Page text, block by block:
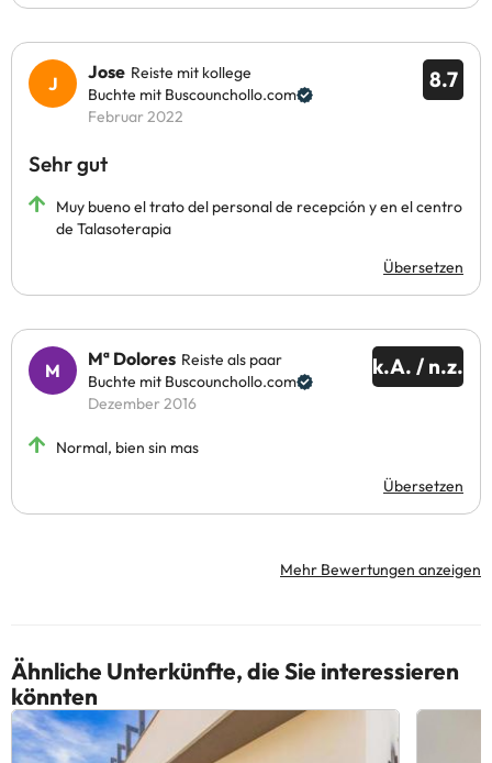
8.7
Jose Reiste mit kollege
Buchte mit Buscounchollo.com
Februar 2022
Sehr gut
Muy bueno el trato del personal de recepción y en el centro
de Talasoterapia
Übersetzen
k.A. / n.z.
Mª Dolores Reiste als paar
Buchte mit Buscounchollo.com
Dezember 2016
Normal, bien sin mas
Übersetzen
Mehr Bewertungen anzeigen
Ähnliche Unterkünfte, die Sie interessieren
könnten